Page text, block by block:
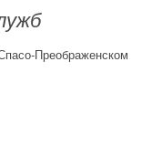
Преображенском